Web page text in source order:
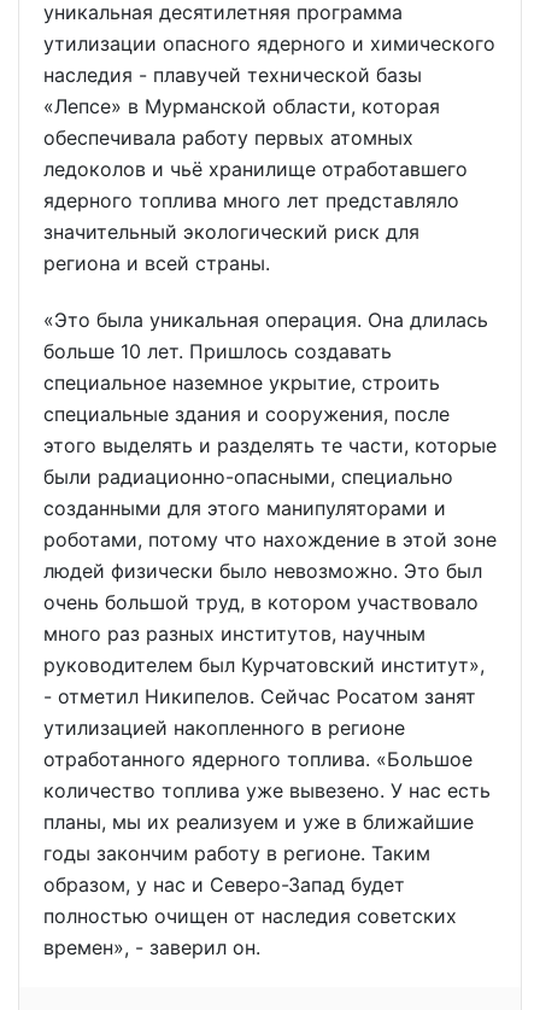
уникальная десятилетняя программа
утилизации опасного ядерного и химического
наследия - плавучей технической базы
«Лепсе» в Мурманской области, которая
обеспечивала работу первых атомных
ледоколов и чьё хранилище отработавшего
ядерного топлива много лет представляло
значительный экологический риск для
региона и всей страны.
«Это была уникальная операция. Она длилась
больше 10 лет. Пришлось создавать
специальное наземное укрытие, строить
специальные здания и сооружения, после
этого выделять и разделять те части, которые
были радиационно-опасными, специально
созданными для этого манипуляторами и
роботами, потому что нахождение в этой зоне
людей физически было невозможно. Это был
очень большой труд, в котором участвовало
много раз разных институтов, научным
руководителем был Курчатовский институт»,
- отметил Никипелов. Сейчас Росатом занят
утилизацией накопленного в регионе
отработанного ядерного топлива. «Большое
количество топлива уже вывезено. У нас есть
планы, мы их реализуем и уже в ближайшие
годы закончим работу в регионе. Таким
образом, у нас и Северо-Запад будет
полностью очищен от наследия советских
времен», - заверил он.